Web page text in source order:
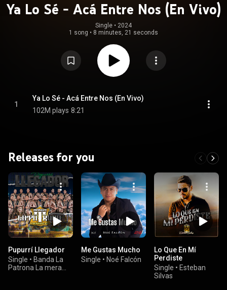
Ya Lo Sé - Acá Entre Nos (En Vivo)
Single • 2024
1 song • 8 minutes, 21 seconds
1
Ya Lo Sé - Acá Entre Nos (En Vivo)
102M plays 8:21
Releases for you
Pupurrí Llegador
Single • Banda La
Patrona La mera
Me Gustas Mucho
Single • Noé Falcón
Lo Que En Mí
Perdiste
Single • Esteban
Silvas